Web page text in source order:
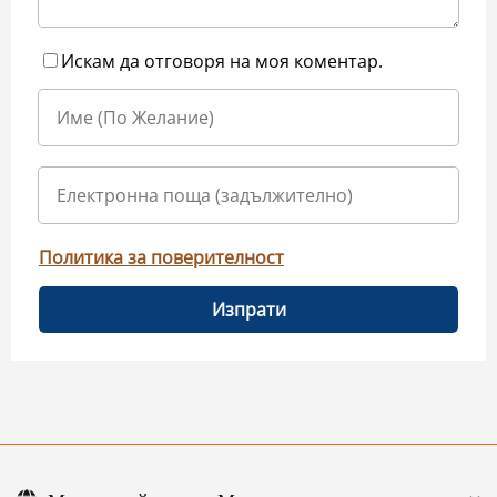
Искам да отговоря на моя коментар.
Политика за поверителност
Изпрати